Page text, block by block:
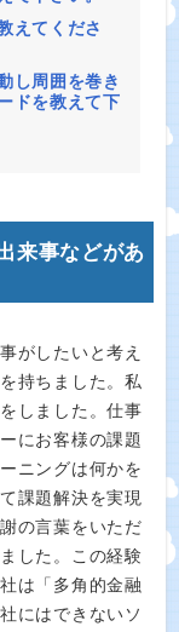
えてくださ
し周囲を巻き
ドを教えて下
来事などがあ
がしたいと考え
持ちました。私
しました。仕事
にお客様の課題
ニングは何かを
課題解決を実現
の言葉をいただ
した。この経験
は「多角的金融
にはできないソ